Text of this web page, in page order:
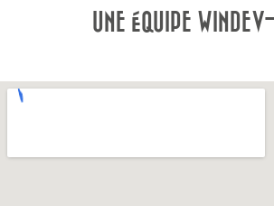
UNE ÉQUIPE